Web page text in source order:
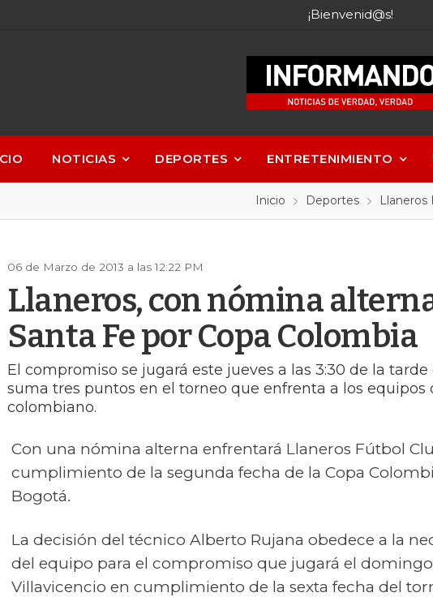
¡Bienvenid@s!
NOTICIAS DEPORTES ENTRETENIMIENTO
Inicio Deportes Llaneros
06 de Marzo de 2013 a las 12:22 PM
Llaneros, con nómina
Santa Fe por Copa Colombia
El compromiso se jugará este jueves a las 3:30 de la
suma tres puntos en el torneo que enfrenta a los equipos
colombiano.
Con una nómina alterna enfrentará Llaneros Fútbol
cumplimiento de la segunda fecha de la Copa
Bogotá.
La decisión del técnico Alberto Rujana obedece a la
del equipo para el compromiso que jugará el
Villavicencio en cumplimiento de la sexta fecha del